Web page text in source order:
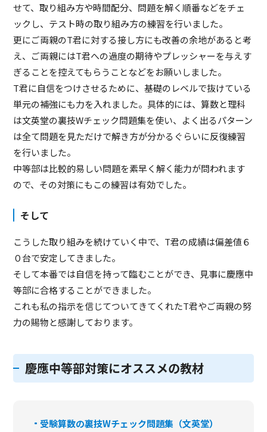
せて、取り組み方や時間配分、問題を解く順番などをチェ
ックし、テスト時の取り組み方の練習を行いました。
更にご両親のT君に対する接し方にも改善の余地があると考
え、ご両親にはT君への過度の期待やプレッシャーを与えす
ぎることを控えてもらうことなどをお願いしました。
T君に自信をつけさせるために、基礎のレベルで抜けている
単元の補強にも力を入れました。具体的には、算数と理科
は文英堂の裏技Wチェック問題集を使い、よく出るパターン
は全て問題を見ただけで解き方が分かるぐらいに反復練習
を行いました。
中等部は比較的易しい問題を素早く解く能力が問われます
ので、その対策にもこの練習は有効でした。
そして
こうした取り組みを続けていく中で、T君の成績は偏差値６
０台で安定してきました。
そして本番では自信を持って臨むことができ、見事に慶應中
等部に合格することができました。
これも私の指示を信じてついてきてくれたT君やご両親の努
力の賜物と感謝しております。
慶應中等部対策にオススメの教材
受験算数の裏技Wチェック問題集（文英堂）